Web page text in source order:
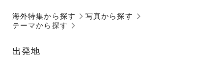
海外特集から探す
テーマから探す
写真から探す
出発地